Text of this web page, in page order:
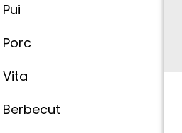
Pui
Porc
Vita
Berbecut